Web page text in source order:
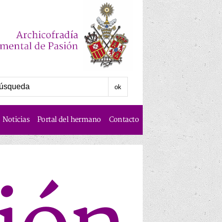
Contacto
Portal del hermano
Noticias